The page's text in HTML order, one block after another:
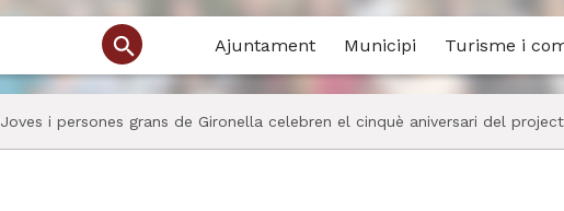
Ajuntament Municipi Turisme i
Joves i persones grans de Gironella celebren el cinquè aniversari del